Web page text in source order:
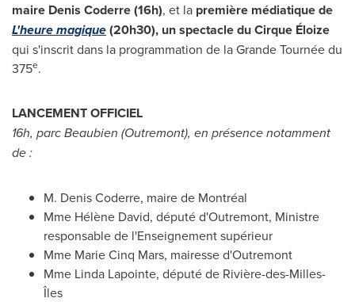
maire Denis Coderre(16h), et la première médiatique de
L'heure magique(20h30), un spectacle du Cirque Éloize
qui s'inscrit dans la programmation de la Grande Tournée du
375e.
LANCEMENT OFFICIEL
16h, parc Beaubien (Outremont), en présence notamment
de :
M. Denis Coderre, maire de Montréal
Mme Hélène David, député d'Outremont, Ministre
responsable de l'Enseignement supérieur
Mme Marie Cinq Mars, mairesse d'Outremont
Mme Linda Lapointe, député de Rivière-des-Milles-
Îles